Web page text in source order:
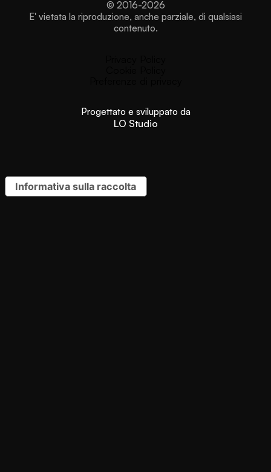
© 2016-2026
E' vietata la riproduzione, anche parziale, di qualsiasi
contenuto.
Progettato e sviluppato da
LO Studio
Informativa sulla raccolta